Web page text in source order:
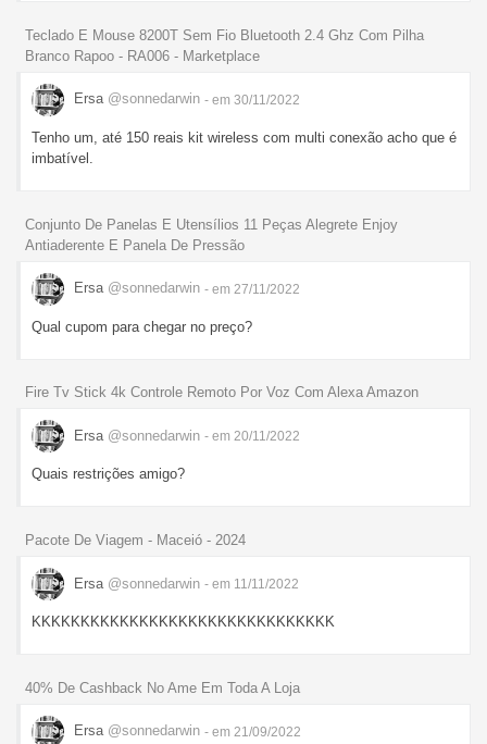
Teclado E Mouse 8200T Sem Fio Bluetooth 2.4 Ghz Com Pilha
Branco Rapoo - RA006 - Marketplace
Ersa @sonnedarwin - em 30/11/2022
Tenho um, até 150 reais kit wireless com multi conexão acho que é
imbatível.
Conjunto De Panelas E Utensílios 11 Peças Alegrete Enjoy
Antiaderente E Panela De Pressão
Ersa @sonnedarwin - em 27/11/2022
Qual cupom para chegar no preço?
Fire Tv Stick 4k Controle Remoto Por Voz Com Alexa Amazon
Ersa @sonnedarwin - em 20/11/2022
Quais restrições amigo?
Pacote De Viagem - Maceió - 2024
Ersa @sonnedarwin - em 11/11/2022
KKKKKKKKKKKKKKKKKKKKKKKKKKKKKKK
40% De Cashback No Ame Em Toda A Loja
Ersa @sonnedarwin - em 21/09/2022